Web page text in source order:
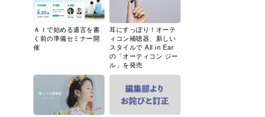
ＡＩで始める遺言を書
く前の準備セミナー開
催
耳にすっぽり！オーテ
ィコン補聴器、新しい
スタイルで All in Ear
の「オーティコン ジー
ル」を発売